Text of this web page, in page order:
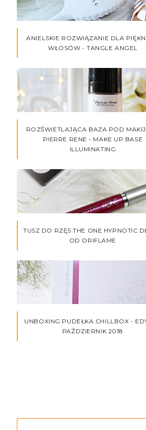
ANIELSKIE ROZWIĄZANIE DLA
WŁOSÓW - TANGLE ANGEL
ROZŚWIETLAJĄCA BAZA POD
PIERRE RENE - MAKE UP BASE
ILLUMINATING
TUSZ DO RZĘS THE ONE HYPNOTIC
OD ORIFLAME
UNBOXING PUDEŁKA CHILLBOX -
PAŹDZIERNIK 2018